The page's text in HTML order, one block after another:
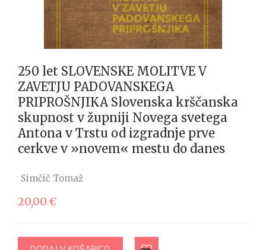
250 let SLOVENSKE MOLITVE V
ZAVETJU PADOVANSKEGA
PRIPROŠNJIKA Slovenska krščanska
skupnost v župniji Novega svetega
Antona v Trstu od izgradnje prve
cerkve v »novem« mestu do danes
Simčič Tomaž
20,00 €